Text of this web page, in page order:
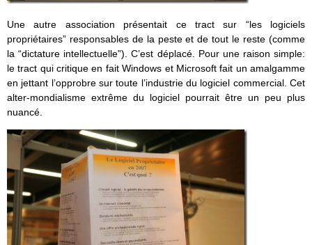
Une autre association présentait ce tract sur “les logiciels
propriétaires” responsables de la peste et de tout le reste (comme
la “dictature intellectuelle”). C’est déplacé. Pour une raison simple:
le tract qui critique en fait Windows et Microsoft fait un amalgamme
en jettant l’opprobre sur toute l’industrie du logiciel commercial. Cet
alter-mondialisme extrême du logiciel pourrait être un peu plus
nuancé.